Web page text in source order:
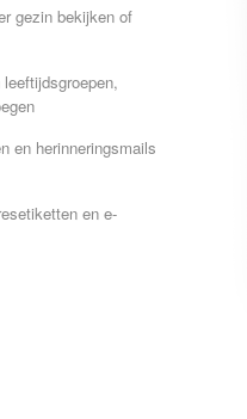
gezin bekijken of
en herinneringsmails
en e-